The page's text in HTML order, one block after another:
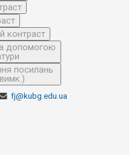
контраст
допомогою
посилань
fj@kubg.edu.ua